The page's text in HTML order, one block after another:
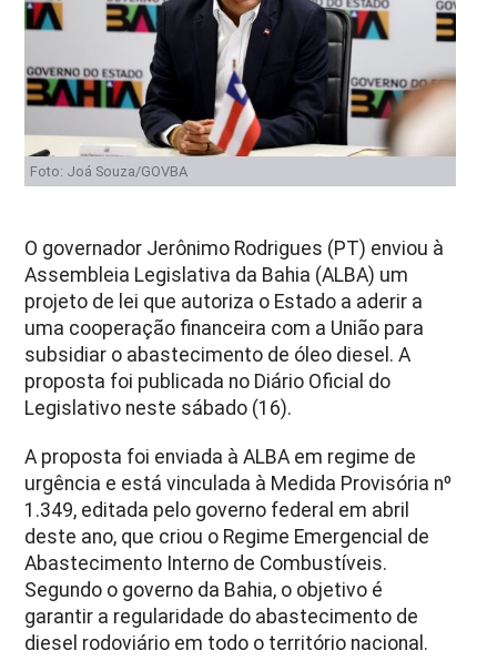
Foto: Joá Souza/GOVBA
O governador Jerônimo Rodrigues (PT) enviou à
Assembleia Legislativa da Bahia (ALBA) um
projeto de lei que autoriza o Estado a aderir a
uma cooperação financeira com a União para
subsidiar o abastecimento de óleo diesel. A
proposta foi publicada no Diário Oficial do
Legislativo neste sábado (16).
A proposta foi enviada à ALBA em regime de
urgência e está vinculada à Medida Provisória nº
1.349, editada pelo governo federal em abril
deste ano, que criou o Regime Emergencial de
Abastecimento Interno de Combustíveis.
Segundo o governo da Bahia, o objetivo é
garantir a regularidade do abastecimento de
diesel rodoviário em todo o território nacional.